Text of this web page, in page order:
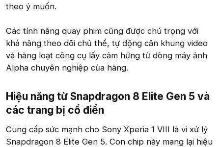
theo ý muốn.
Các tính năng quay phim cũng được chú trọng với
khả năng theo dõi chủ thể, tự động căn khung video
và hàng loạt công cụ lấy cảm hứng từ dòng máy ảnh
Alpha chuyên nghiệp của hãng.
Hiệu năng từ Snapdragon 8 Elite Gen 5 và
các trang bị cổ điển​
Cung cấp sức mạnh cho Sony Xperia 1 VIII là vi xử lý
Snapdragon 8 Elite Gen 5. Con chip này mang lại hiệu